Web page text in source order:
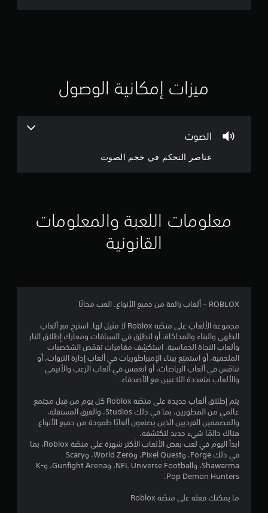
ت
ج
م
ج
و
م
ن
إ
ميزات إمكانية الوصول
الصوت
عناصر التحكم في حجم الصوت
معلومات اللعبة والمعلومات
القانونية
ROBLOX – ألعاب رائعة من جميع الأنواع. العب مجانًا
مجموعة الألعاب على منصّة Roblox لا مثيل لها. استرخِ مع ألعاب
الطهي والبناء والمحاكاة، أو انطلِق في السباقات ومعارك إطلاق النار
وألعاب النجاة الحماسية. استكشِف مغامرات تقمّص الشخصيات
الملحمية، أو استمتِع ببناء الإمبراطوريات في ألعاب إدارة الثروات، أو
تنافَس في ألعاب الرياضات، أو انغمِس في ألعاب الرعب والأنيمي
والألعاب متعددة اللاعبين مع الأصدقاء.
يتم إطلاق ألعاب جديدة على منصّة Roblox كل يوم من قِبل مجتمع
عالمي من المطورين، بما في ذلك Studios، والفرق المستقلة،
والمصممين الفرديين الذين يصنعون ألعابًا طموحة من جميع الأنواع.
هناك دائمًا شيء جديد لتكتشفه.
ابدأ اليوم في لعب بعض الألعاب الأكثر شهرة على منصّة Roblox، بما
في ذلك Forge، وPixel Quest، وWorld Zero، وScary
Shawarma، وNFL Universe Football، وGunfight Arena، وK-
Pop Demon Hunters.
ما يمكنك فعله على منصّة Roblox